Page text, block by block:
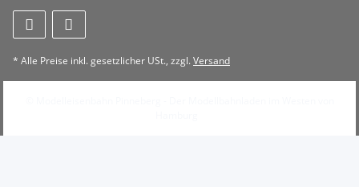
* Alle Preise inkl. gesetzlicher USt., zzgl.Versand